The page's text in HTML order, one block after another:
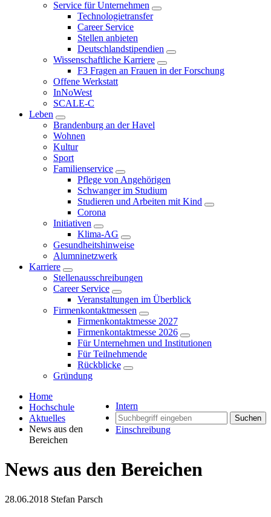
Service für Unternehmen
Technologietransfer
Career Service
Stellen anbieten
Deutschlandstipendien
Wissenschaftliche Karriere
F3 Fragen an Frauen in der Forschung
Offene Werkstatt
InNoWest
SCALE-C
Leben
Brandenburg an der Havel
Wohnen
Kultur
Sport
Familienservice
Pflege von Angehörigen
Schwanger im Studium
Studieren und Arbeiten mit Kind
Corona
Initiativen
Klima-AG
Gesundheitshinweise
Alumninetzwerk
Karriere
Stellenausschreibungen
Career Service
Veranstaltungen im Überblick
Firmenkontaktmessen
Firmenkontaktmesse 2027
Firmenkontaktmesse 2026
Für Unternehmen und Institutionen
Für Teilnehmende
Rückblicke
Gründung
Intern
Suchen
Einschreibung
Home
Hochschule
Aktuelles
News aus den
Bereichen
News aus den Bereichen
28.06.2018 Stefan Parsch